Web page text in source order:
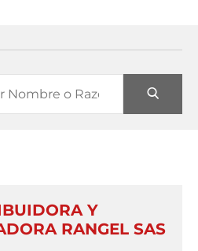
Y
RANGEL SAS